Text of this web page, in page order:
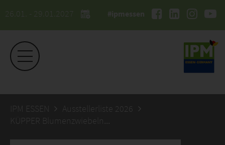
26.01. - 29.01.2027 #ipmessen
IPM ESSEN
Ausstellerliste 2026
KÜPPER Blumenzwiebeln & Saaten GmbH